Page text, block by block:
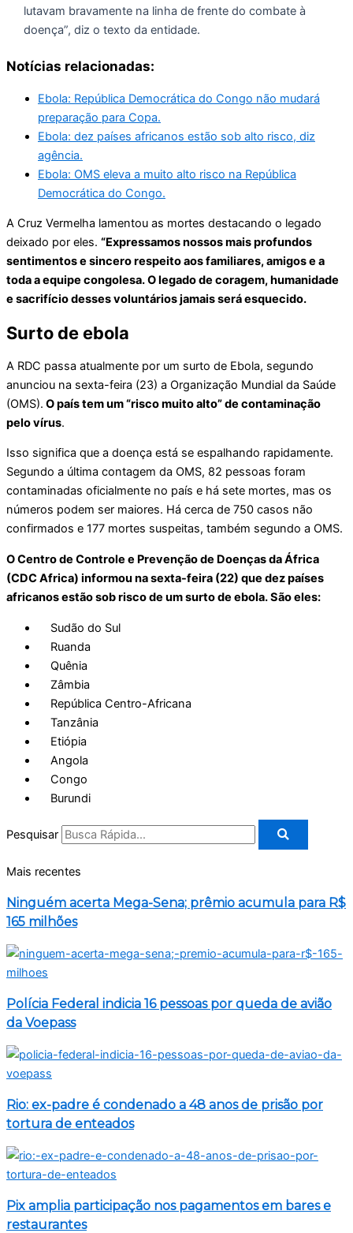
lutavam bravamente na linha de frente do combate à
doença”, diz o texto da entidade.
Notícias relacionadas:
Ebola: República Democrática do Congo não mudará
preparação para Copa.
Ebola: dez países africanos estão sob alto risco, diz
agência.
Ebola: OMS eleva a muito alto risco na República
Democrática do Congo.
A Cruz Vermelha lamentou as mortes destacando o legado
deixado por eles. “Expressamos nossos mais profundos
sentimentos e sincero respeito aos familiares, amigos e a
toda a equipe congolesa. O legado de coragem, humanidade
e sacrifício desses voluntários jamais será esquecido.
Surto de ebola
A RDC passa atualmente por um surto de Ebola, segundo
anunciou na sexta-feira (23) a Organização Mundial da Saúde
(OMS). O país tem um “risco muito alto” de contaminação
pelo vírus.
Isso significa que a doença está se espalhando rapidamente.
Segundo a última contagem da OMS, 82 pessoas foram
contaminadas oficialmente no país e há sete mortes, mas os
números podem ser maiores. Há cerca de 750 casos não
confirmados e 177 mortes suspeitas, também segundo a OMS.
O Centro de Controle e Prevenção de Doenças da África
(CDC Africa) informou na sexta-feira (22) que dez países
africanos estão sob risco de um surto de ebola. São eles:
Sudão do Sul
Ruanda
Quênia
Zâmbia
República Centro-Africana
Tanzânia
Etiópia
Angola
Congo
Burundi
Pesquisar
Mais recentes
Ninguém acerta Mega-Sena; prêmio acumula para R$
165 milhões
Polícia Federal indicia 16 pessoas por queda de avião
da Voepass
Rio: ex-padre é condenado a 48 anos de prisão por
tortura de enteados
Pix amplia participação nos pagamentos em bares e
restaurantes